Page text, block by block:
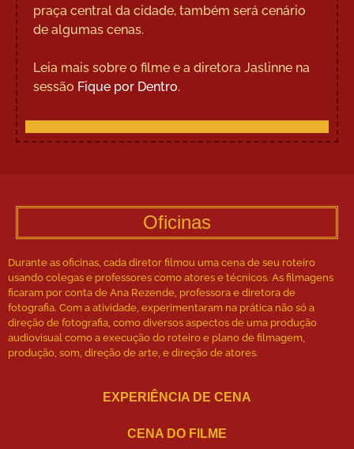
praça central da cidade, também será cenário
de algumas cenas.
Leia mais sobre o filme e a diretora Jaslinne na
sessão Fique por Dentro.
Oficinas
Durante as oficinas, cada diretor filmou uma cena de seu roteiro
usando colegas e professores como atores e técnicos. As filmagens
ficaram por conta de Ana Rezende, professora e diretora de
fotografia. Com a atividade, experimentaram na prática não só a
direção de fotografia, como diversos aspectos de uma produção
audiovisual como a execução do roteiro e plano de filmagem,
produção, som, direção de arte, e direção de atores.
EXPERIÊNCIA DE CENA
CENA DO FILME